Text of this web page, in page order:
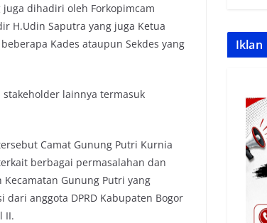
dihadiri oleh Forkopimcam
H.Udin Saputra yang juga Ketua
Kades ataupun Sekdes yang
stakeholder lainnya termasuk
Camat Gunung Putri Kurnia
berbagai permasalahan dan
Gunung Putri yang
dari anggota DPRD Kabupaten Bogor
II.
Iklan